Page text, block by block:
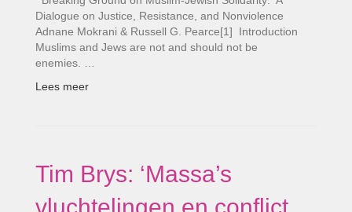
Dialogue on Justice, Resistance, and Nonviolence
Adnane Mokrani & Russell G. Pearce[1] Introduction
Muslims and Jews are not and should not be
enemies. …
Lees meer
Tim Brys: ‘Massa’s